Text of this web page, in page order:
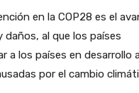
en la COP28 es el
al que los países
a los países en desarrollo
por el cambio